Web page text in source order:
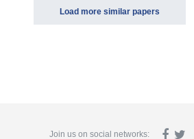
Load more similar papers
Join us on social networks: